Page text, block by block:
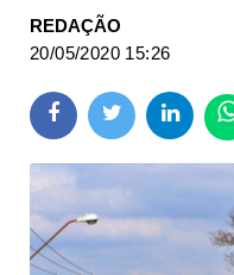
REDAÇÃO
20/05/2020 15:26